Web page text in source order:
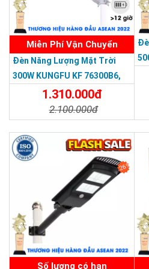
COB LED có ưu điểm là gom
mặt, tạo vùng sáng tập trung hơn
phổ thông. Cách này phù hợp khi
đường, sân hoặc khuôn viên thay
Tuy nhiên, COB LED chỉ phát huy
tản nhiệt đủ mạnh. Mẫu đèn này
nhiệt từ chip được truyền ra thân
hoặc kim loại mỏng. Nhiệt độ làm
SẢN PHẨM DỊCH VỤ
Miễn Phí Vận Chuyển
Đèn Năng Lượng Mặt Trời
300W KUNGFU KF 76300B6,
IP68, Bảng Giá 2026
1.310.000đ
2.100.000đ
26%
Số lượng có hạn